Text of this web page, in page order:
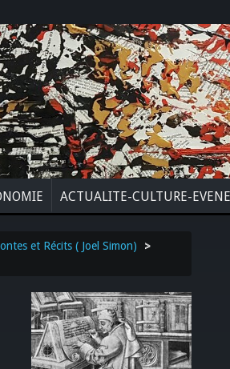
ACTUALITE-CULTURE-
et Récits ( Joel Simon)
>